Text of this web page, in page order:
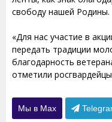
свободу нашей Родины.
«Для нас участие в
передать традиции
благодарность
отметили
Мы в Max